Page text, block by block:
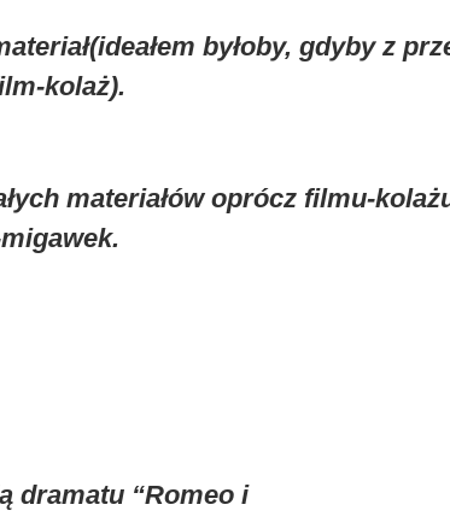
byłoby, gdyby z
kolaż).
materiałów oprócz filmu-
dramatu “Romeo i